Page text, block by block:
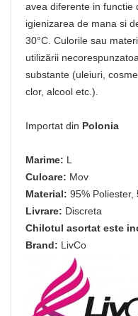
avea diferente in functie
igienizarea de mana si
30°C. Culorile sau
utilizării
substante (uleiuri,
clor, alcool etc.).
Importat din Polonia
Marime: L
Culoare: Mov
Material: 95% Poliester,
Livrare: Discreta
Chilotul asortat este
Brand: LivCo